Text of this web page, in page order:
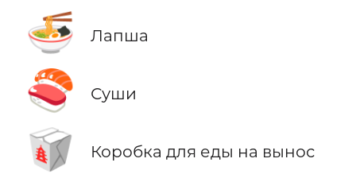
🍜 Лапша
🍣 Суши
🥡 Коробка для еды на вынос